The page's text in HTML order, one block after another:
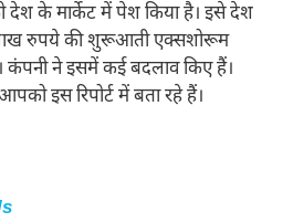
देश के मार्केट में पेश किया है। इसे देश
रुपये की शुरूआती एक्सशोरूम
कंपनी ने इसमें कई बदलाव किए हैं।
इस रिपोर्ट में बता रहे हैं।